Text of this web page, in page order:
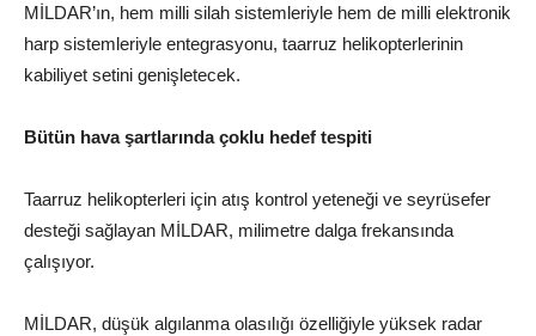
MİLDAR’ın, hem milli silah sistemleriyle hem de milli elektronik
harp sistemleriyle entegrasyonu, taarruz helikopterlerinin
kabiliyet setini genişletecek.
Bütün hava şartlarında çoklu hedef tespiti
Taarruz helikopterleri için atış kontrol yeteneği ve seyrüsefer
desteği sağlayan MİLDAR, milimetre dalga frekansında
çalışıyor.
MİLDAR, düşük algılanma olasılığı özelliğiyle yüksek radar